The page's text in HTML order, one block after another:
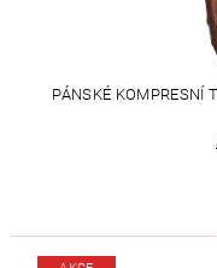
PÁNSKÉ KOMPRESNÍ